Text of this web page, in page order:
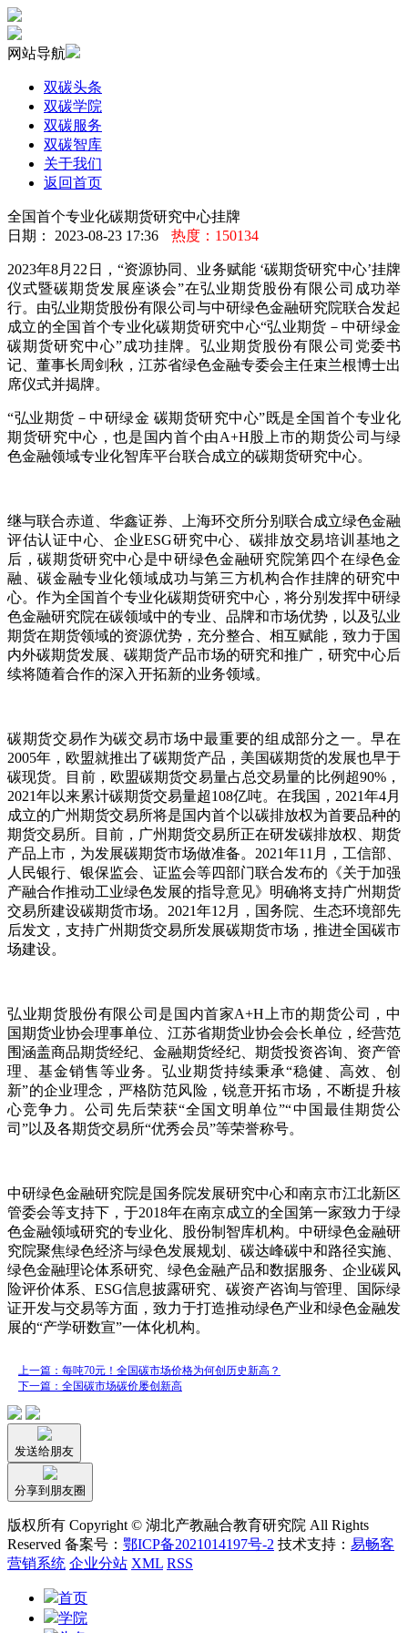
网站导航
双碳头条
双碳学院
双碳服务
双碳智库
关于我们
返回首页
全国首个专业化碳期货研究中心挂牌
日期： 2023-08-23 17:36
热度：150134
2023年8月22日，“资源协同、业务赋能 ‘碳期货研究中心’挂牌
仪式暨碳期货发展座谈会”在弘业期货股份有限公司成功举
行。由弘业期货股份有限公司与中研绿色金融研究院联合发起
成立的全国首个专业化碳期货研究中心“弘业期货－中研绿金
碳期货研究中心”成功挂牌。弘业期货股份有限公司党委书
记、董事长周剑秋，江苏省绿色金融专委会主任束兰根博士出
席仪式并揭牌。
“弘业期货－中研绿金 碳期货研究中心”既是全国首个专业化
期货研究中心，也是国内首个由A+H股上市的期货公司与绿
色金融领域专业化智库平台联合成立的碳期货研究中心。
继与联合赤道、华鑫证券、上海环交所分别联合成立绿色金融
评估认证中心、企业ESG研究中心、碳排放交易培训基地之
后，碳期货研究中心是中研绿色金融研究院第四个在绿色金
融、碳金融专业化领域成功与第三方机构合作挂牌的研究中
心。作为全国首个专业化碳期货研究中心，将分别发挥中研绿
色金融研究院在碳领域中的专业、品牌和市场优势，以及弘业
期货在期货领域的资源优势，充分整合、相互赋能，致力于国
内外碳期货发展、碳期货产品市场的研究和推广，研究中心后
续将随着合作的深入开拓新的业务领域。
碳期货交易作为碳交易市场中最重要的组成部分之一。早在
2005年，欧盟就推出了碳期货产品，美国碳期货的发展也早于
碳现货。目前，欧盟碳期货交易量占总交易量的比例超90%，
2021年以来累计碳期货交易量超108亿吨。在我国，2021年4月
成立的广州期货交易所将是国内首个以碳排放权为首要品种的
期货交易所。目前，广州期货交易所正在研发碳排放权、期货
产品上市，为发展碳期货市场做准备。2021年11月，工信部、
人民银行、银保监会、证监会等四部门联合发布的《关于加强
产融合作推动工业绿色发展的指导意见》明确将支持广州期货
交易所建设碳期货市场。2021年12月，国务院、生态环境部先
后发文，支持广州期货交易所发展碳期货市场，推进全国碳市
场建设。
弘业期货股份有限公司是国内首家A+H上市的期货公司，中
国期货业协会理事单位、江苏省期货业协会会长单位，经营范
围涵盖商品期货经纪、金融期货经纪、期货投资咨询、资产管
理、基金销售等业务。弘业期货持续秉承“稳健、高效、创
新”的企业理念，严格防范风险，锐意开拓市场，不断提升核
心竞争力。公司先后荣获“全国文明单位”“中国最佳期货公
司”以及各期货交易所“优秀会员”等荣誉称号。
中研绿色金融研究院是国务院发展研究中心和南京市江北新区
管委会等支持下，于2018年在南京成立的全国第一家致力于绿
色金融领域研究的专业化、股份制智库机构。中研绿色金融研
究院聚焦绿色经济与绿色发展规划、碳达峰碳中和路径实施、
绿色金融理论体系研究、绿色金融产品和数据服务、企业碳风
险评价体系、ESG信息披露研究、碳资产咨询与管理、国际绿
证开发与交易等方面，致力于打造推动绿色产业和绿色金融发
展的“产学研数宣”一体化机构。
上一篇：每吨70元！全国碳市场价格为何创历史新高？
下一篇：全国碳市场碳价屡创新高
发送给朋友
分享到朋友圈
版权所有 Copyright © 湖北产教融合教育研究院 All Rights
Reserved 备案号： 鄂ICP备2021014197号-2 技术支持： 易畅客
营销系统 企业分站 XML RSS
首页
学院